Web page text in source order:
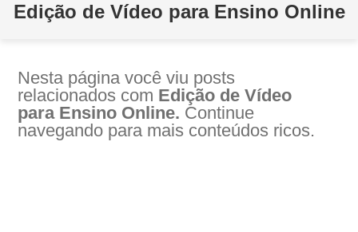
Edição de Vídeo para Ensino Online
Nesta página você viu posts
relacionados com Edição de Vídeo
para Ensino Online. Continue
navegando para mais conteúdos ricos.